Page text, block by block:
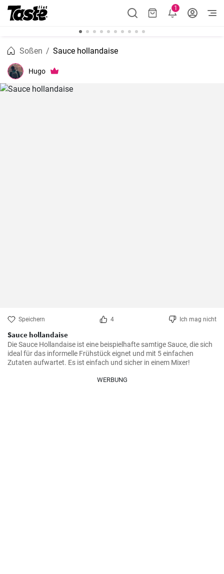
1
Soßen Sauce hollandaise
Hugo
Speichern 4 Ich mag nicht
Sauce hollandaise
Die Sauce Hollandaise ist eine beispielhafte samtige Sauce, die sich
ideal für das informelle Frühstück eignet und mit 5 einfachen
Zutaten aufwartet. Es ist einfach und sicher in einem Mixer!
WERBUNG